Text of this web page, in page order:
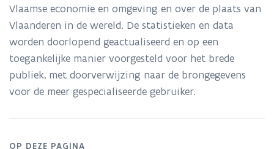
Vlaamse economie en omgeving en over de plaats van
Vlaanderen in de wereld. De statistieken en data
worden doorlopend geactualiseerd en op een
toegankelijke manier voorgesteld voor het brede
publiek, met doorverwijzing naar de brongegevens
voor de meer gespecialiseerde gebruiker.
OP DEZE PAGINA